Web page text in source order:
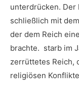
unterdrücken.
schließlich mit
der ⁣dem Reich​
brachte. ⁣ starb ‌im
zerrüttetes Reich,
religiösen